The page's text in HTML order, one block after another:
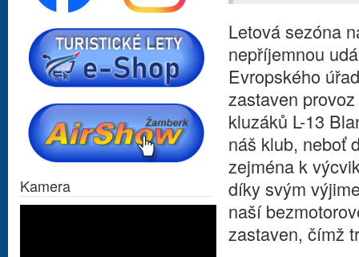
Letová sezóna
nepříjemnou
Evropského
zastaven
kluzáků L-13
náš klub, neboť
zejména k
díky svým
naší
zastaven, čímž
Kamera